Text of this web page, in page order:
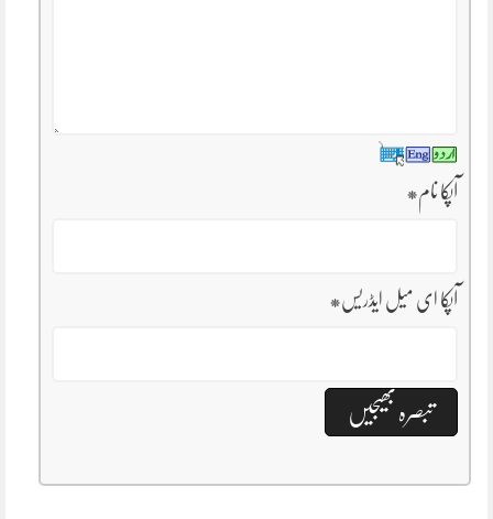
آپکا نام*
آپکا ای میل ایڈریس*